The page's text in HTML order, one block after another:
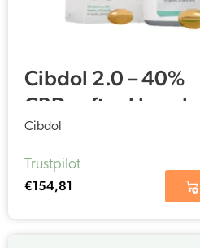
Cibdol 2.0 – 40%
CBD softgel kapsler
(60 stk – 66.6 mg)
Cibdol
Trustpilot
€154,81